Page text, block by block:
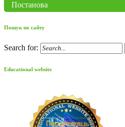
Постанова
Пошук по сайту
Search for:
Educational website